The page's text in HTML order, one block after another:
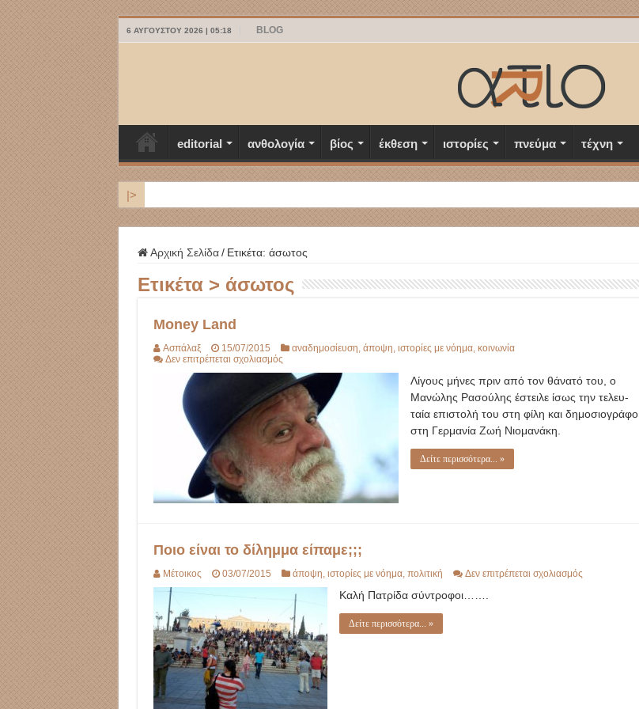
6 ΑΥΓΟΎΣΤΟΥ 2026 | 05:18 BLOG
editorial ανθολογία βίος έκθεση ιστορίες πνεύμα τέχνη
|>
Αρχική Σελίδα / Ετικέτα: άσωτος
Ετικέτα > άσωτος
Money Land
Ασπάλαξ 15/07/2015 αναδημοσίευση άποψη ιστορίες με νόημα, κοινωνία
Δεν επιτρέπεται σχολιασμόςστο
Land
Λίγους μήνες πριν από τον θάνατό του, ο
Μανώλης Ρασούλης έστειλε ίσως την τελευ­
ταία επιστολή του στη φίλη και δημοσιογράφο
στη Γερμανία Ζωή Νιομανάκη.
Δείτε περισσότερα... »
Ποιο είναι το δίλημμα είπαμε;;;
Μέτοικος 03/07/2015 άποψη ιστορίες με νόημα, πολιτική Δεν επιτρέπεται σχολιασμόςστο
Καλή Πατρίδα σύντροφοι…….
Δείτε περισσότερα... »